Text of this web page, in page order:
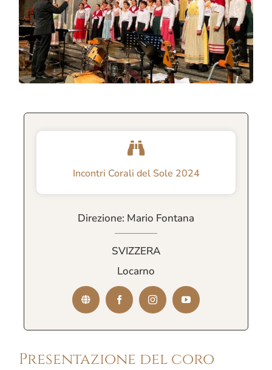
Presentazione del coro
Incontri Corali del Sole 2024
Direzione: Mario Fontana
SVIZZERA
Locarno